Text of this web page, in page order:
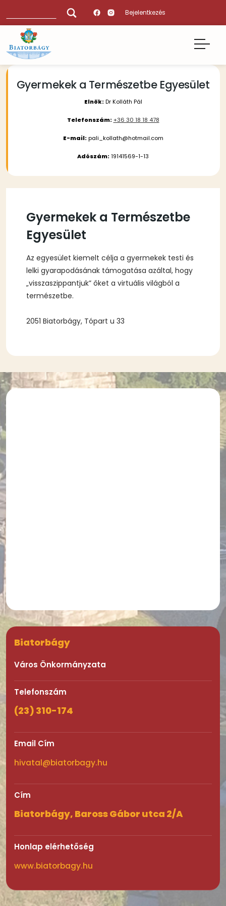
tartalomra
Bejelentkezés
Gyermekek a Természetbe Egyesület
Elnök: Dr Kolláth Pál
Telefonszám: +36 30 18 18 478
E-mail: pali_kollath@hotmail.com
Adószám: 19141569-1-13
Gyermekek a Természetbe
Egyesület
Az egyesület kiemelt célja a gyermekek testi és
lelki gyarapodásának támogatása azáltal, hogy
„visszaszippantjuk” őket a virtuális világból a
természetbe.
2051 Biatorbágy, Tópart u 33
Biatorbágy
Város Önkormányzata
Telefonszám
(23) 310-174
Email Cím
hivatal@biatorbagy.hu
Cím
Biatorbágy, Baross Gábor utca 2/A
Honlap elérhetőség
www.biatorbagy.hu